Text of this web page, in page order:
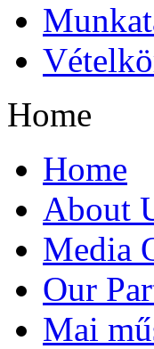
Home
Home
About
Media
Our
Mai